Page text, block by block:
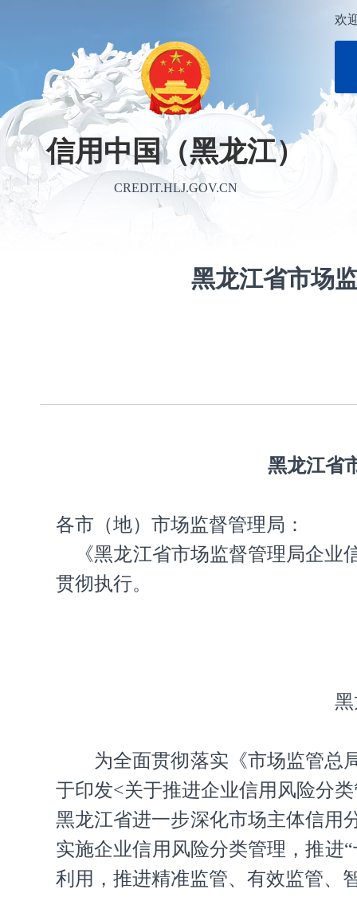
信用中国（黑龙江）
CREDIT.HLJ.GOV.CN
欢
黑龙江省市场
黑龙江省
各市（地）市场监督管理局：
《黑龙江省市场监督管理局企业
贯彻执行。
为全面贯彻落实《市场监管总
于印发<关于推进企业信用风险分
黑龙江省进一步深化市场主体信用
实施企业信用风险分类管理，推进
利用，推进精准监管、有效监管、